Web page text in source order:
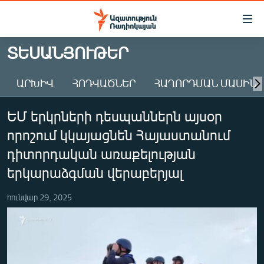
Մատչելիության
Անցնել
հիմնական
Անցնել
հիմնական
մենյուին
ԱԶԱՏՈՒԹՅՈՒՆ TV
ՀԱՅԱՍՏԱՆ
ԸՆՏՐՈՒԹՅՈՒՆՆԵՐ 2026
ԻՐԱՎՈՒՆՔ
ՀԱՍԱՐԱԿՈՒԹՅՈՒՆ
ՂԱՐԱԲԱՂ
ՏԵՍԱՆՅՈՒԹԵՐ
ԱՐԽԻՎ ՀՈԴՎԱԾՆԵՐ ՀԱՂՈՐԴՄԱՆ ՄԱՍԻՆ
ԵՄ երկրների դեսպաններն այսօր
որոշում կկայացնեն Հայաստանում
դիտորդական առաքելության
երկարաձգման վերաբերյալ
հունվար 29, 2025